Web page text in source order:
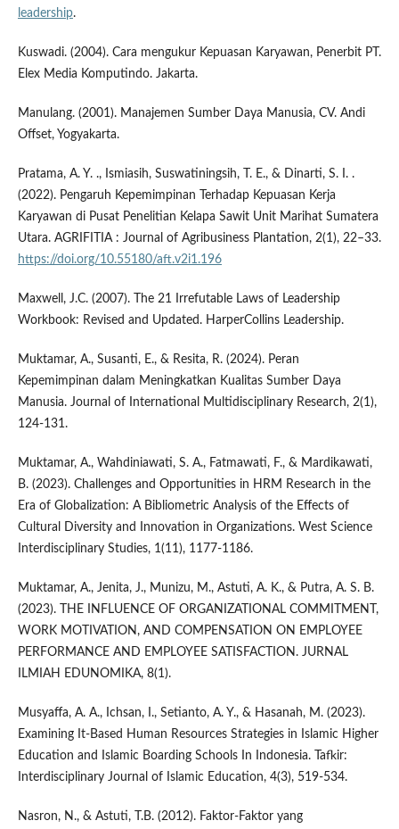
leadership.
Kuswadi. (2004). Cara mengukur Kepuasan Karyawan, Penerbit PT.
Elex Media Komputindo. Jakarta.
Manulang. (2001). Manajemen Sumber Daya Manusia, CV. Andi
Offset, Yogyakarta.
Pratama, A. Y. ., Ismiasih, Suswatiningsih, T. E., & Dinarti, S. I. .
(2022). Pengaruh Kepemimpinan Terhadap Kepuasan Kerja
Karyawan di Pusat Penelitian Kelapa Sawit Unit Marihat Sumatera
Utara. AGRIFITIA : Journal of Agribusiness Plantation, 2(1), 22–33.
https://doi.org/10.55180/aft.v2i1.196
Maxwell, J.C. (2007). The 21 Irrefutable Laws of Leadership
Workbook: Revised and Updated. HarperCollins Leadership.
Muktamar, A., Susanti, E., & Resita, R. (2024). Peran
Kepemimpinan dalam Meningkatkan Kualitas Sumber Daya
Manusia. Journal of International Multidisciplinary Research, 2(1),
124-131.
Muktamar, A., Wahdiniawati, S. A., Fatmawati, F., & Mardikawati,
B. (2023). Challenges and Opportunities in HRM Research in the
Era of Globalization: A Bibliometric Analysis of the Effects of
Cultural Diversity and Innovation in Organizations. West Science
Interdisciplinary Studies, 1(11), 1177-1186.
Muktamar, A., Jenita, J., Munizu, M., Astuti, A. K., & Putra, A. S. B.
(2023). THE INFLUENCE OF ORGANIZATIONAL COMMITMENT,
WORK MOTIVATION, AND COMPENSATION ON EMPLOYEE
PERFORMANCE AND EMPLOYEE SATISFACTION. JURNAL
ILMIAH EDUNOMIKA, 8(1).
Musyaffa, A. A., Ichsan, I., Setianto, A. Y., & Hasanah, M. (2023).
Examining It-Based Human Resources Strategies in Islamic Higher
Education and Islamic Boarding Schools In Indonesia. Tafkir:
Interdisciplinary Journal of Islamic Education, 4(3), 519-534.
Nasron, N., & Astuti, T.B. (2012). Faktor-Faktor yang